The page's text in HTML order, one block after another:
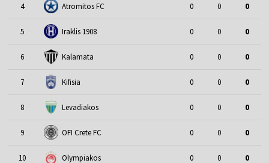
4 Atromitos FC 0 0 0
5 Iraklis 1908 0 0 0
6 Kalamata 0 0 0
7 Kifisia 0 0 0
8 Levadiakos 0 0 0
9 OFI Crete FC 0 0 0
10 Olympiakos 0 0 0